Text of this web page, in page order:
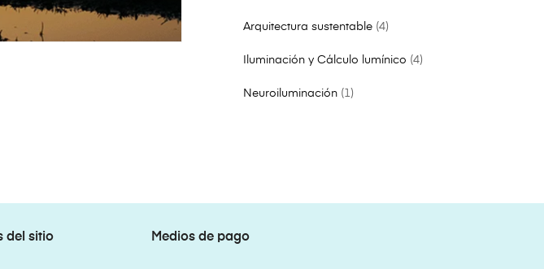
Arquitectura sustentable 4
Iluminación y Cálculo lumínico 4
Neuroiluminación 1
del sitio Medios de pago